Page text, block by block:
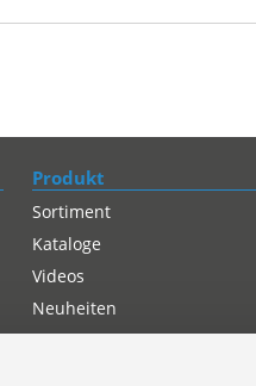
Produkt
Sortiment
Kataloge
Videos
Neuheiten